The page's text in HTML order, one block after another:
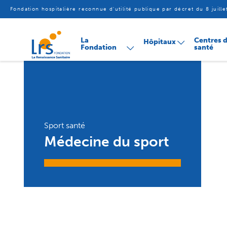
Fondation hospitalière reconnue d'utilité publique par décret du 8
Aller
au
La
Fondation
Hôpitaux
Centres
santé
Sport santé
Médecine du sport